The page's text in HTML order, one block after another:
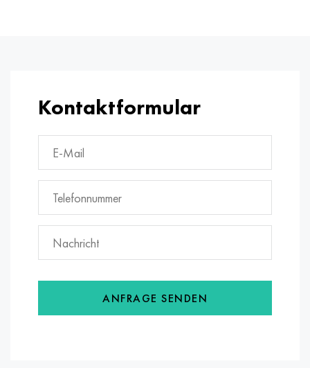
Kontaktformular
ANFRAGE SENDEN